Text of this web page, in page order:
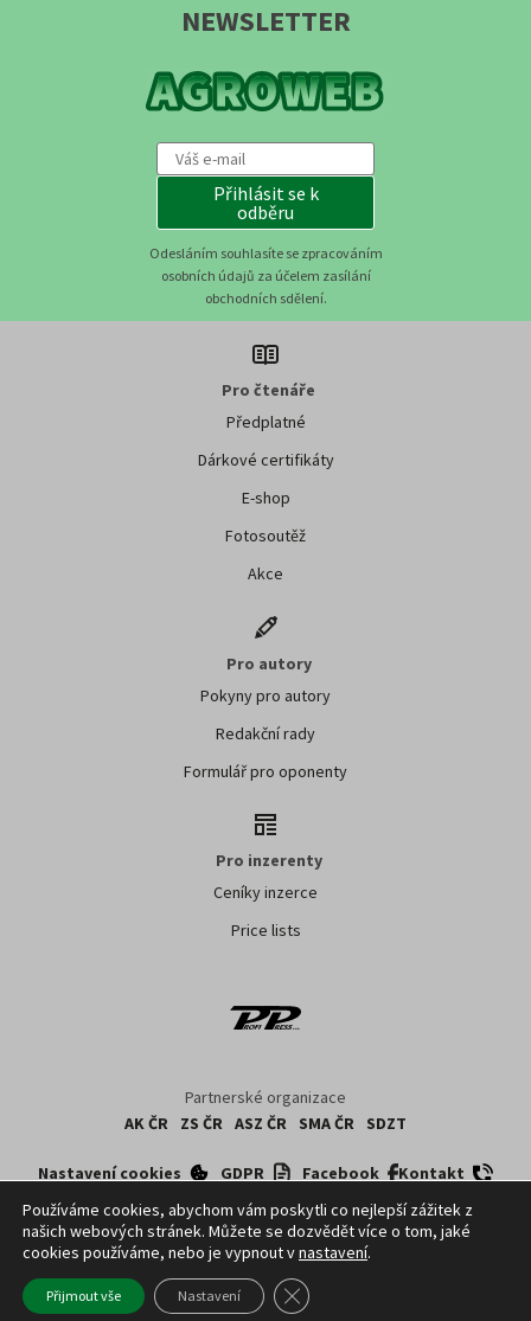
NEWSLETTER
Přihlásit se k
odběru
Odesláním souhlasíte se zpracováním
osobních údajů za účelem zasílání
obchodních sdělení.
Pro čtenáře
Předplatné
Dárkové certifikáty
E-shop
Fotosoutěž
Akce
Pro autory
Pokyny pro autory
Redakční rady
Formulář pro oponenty
Pro inzerenty
Ceníky inzerce
Price lists
Partnerské organizace
AK ČR
ZS ČR ASZ ČR SMA ČR SDZT
Nastavení cookies GDPR Facebook Kontakt
Copyright ©2026ČTK. Profi Press, s.r.o. využívá zpravodajství z databází ČTK,
jejichž obsah je chráněn autorským zákonem. Přepis, šíření či další
zpřístupňování tohoto obsahu či jeho části veřejnosti, a to jakýmkoliv způsobem,
je bez předchozího souhlasu ČTK výslovně zakázáno.
Používáme cookies, abychom vám poskytli co nejlepší zážitek z
našich webových stránek. Můžete se dozvědět více o tom, jaké
cookies používáme, nebo je vypnout vnastavení.
Přijmout vše Nastavení Zavřít cookie lištu GDPR